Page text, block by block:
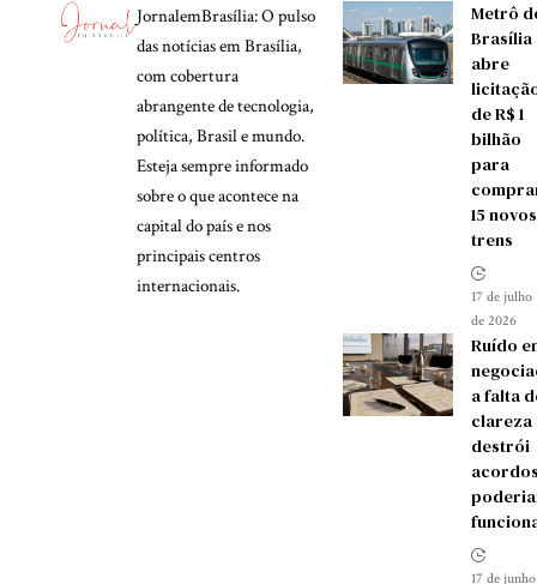
JornalemBrasília: O pulso
das notícias em Brasília,
com cobertura
abrangente de tecnologia,
política, Brasil e mundo.
Esteja sempre informado
sobre o que acontece na
capital do país e nos
principais centros
internacionais.
Metrô
Brasília
abre
de R$ 1
bilhão
para
15 novos
trens
17 de julho
de 2026
Ruído
a falta
clareza
destrói
17 de